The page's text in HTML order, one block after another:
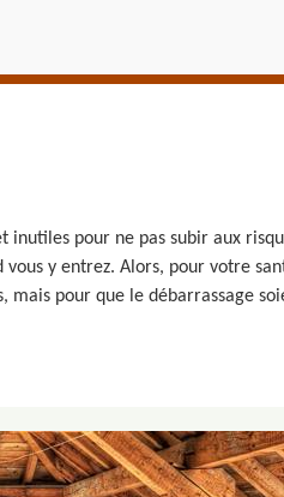
inutiles pour ne pas subir aux
y entrez. Alors, pour votre
pour que le débarrassage